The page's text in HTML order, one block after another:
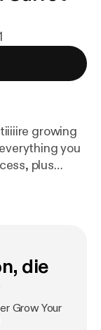
growing
you
plus
see the
s
suppor
die
Grow Your